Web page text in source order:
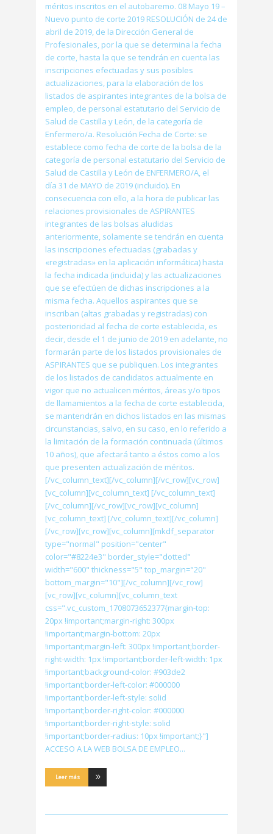
méritos inscritos en el autobaremo. 08 Mayo 19 –
Nuevo punto de corte 2019 RESOLUCIÓN de 24 de
abril de 2019, de la Dirección General de
Profesionales, por la que se determina la fecha
de corte, hasta la que se tendrán en cuenta las
inscripciones efectuadas y sus posibles
actualizaciones, para la elaboración de los
listados de aspirantes integrantes de la bolsa de
empleo, de personal estatutario del Servicio de
Salud de Castilla y León, de la categoría de
Enfermero/a. Resolución Fecha de Corte: se
establece como fecha de corte de la bolsa de la
categoría de personal estatutario del Servicio de
Salud de Castilla y León de ENFERMERO/A, el
día 31 de MAYO de 2019 (incluido). En
consecuencia con ello, a la hora de publicar las
relaciones provisionales de ASPIRANTES
integrantes de las bolsas aludidas
anteriormente, solamente se tendrán en cuenta
las inscripciones efectuadas (grabadas y
«registradas» en la aplicación informática) hasta
la fecha indicada (incluida) y las actualizaciones
que se efectúen de dichas inscripciones a la
misma fecha. Aquellos aspirantes que se
inscriban (altas grabadas y registradas) con
posterioridad al fecha de corte establecida, es
decir, desde el 1 de junio de 2019 en adelante, no
formarán parte de los listados provisionales de
ASPIRANTES que se publiquen. Los integrantes
de los listados de candidatos actualmente en
vigor que no actualicen méritos, áreas y/o tipos
de llamamientos a la fecha de corte establecida,
se mantendrán en dichos listados en las mismas
circunstancias, salvo, en su caso, en lo referido a
la limitación de la formación continuada (últimos
10 años), que afectará tanto a éstos como a los
que presenten actualización de méritos.
[/vc_column_text][/vc_column][/vc_row][vc_row]
[vc_column][vc_column_text] [/vc_column_text]
[/vc_column][/vc_row][vc_row][vc_column]
[vc_column_text] [/vc_column_text][/vc_column]
[/vc_row][vc_row][vc_column][mkdf_separator
type="normal" position="center"
color="#8224e3" border_style="dotted"
width="600" thickness="5" top_margin="20"
bottom_margin="10"][/vc_column][/vc_row]
[vc_row][vc_column][vc_column_text
css=".vc_custom_1708073652377{margin-top:
20px !important;margin-right: 300px
!important;margin-bottom: 20px
!important;margin-left: 300px !important;border-
right-width: 1px !important;border-left-width: 1px
!important;background-color: #903de2
!important;border-left-color: #000000
!important;border-left-style: solid
!important;border-right-color: #000000
!important;border-right-style: solid
!important;border-radius: 10px !important;}"]
ACCESO A LA WEB BOLSA DE EMPLEO
Leer más